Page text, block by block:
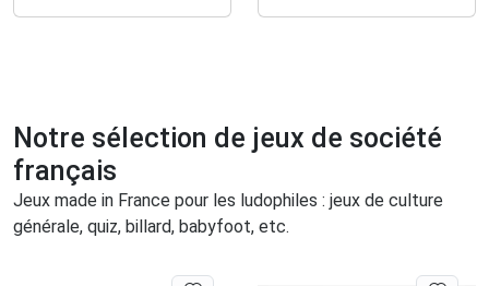
Notre sélection de jeux de société
français
Jeux made in France pour les ludophiles : jeux de culture
générale, quiz, billard, babyfoot, etc.